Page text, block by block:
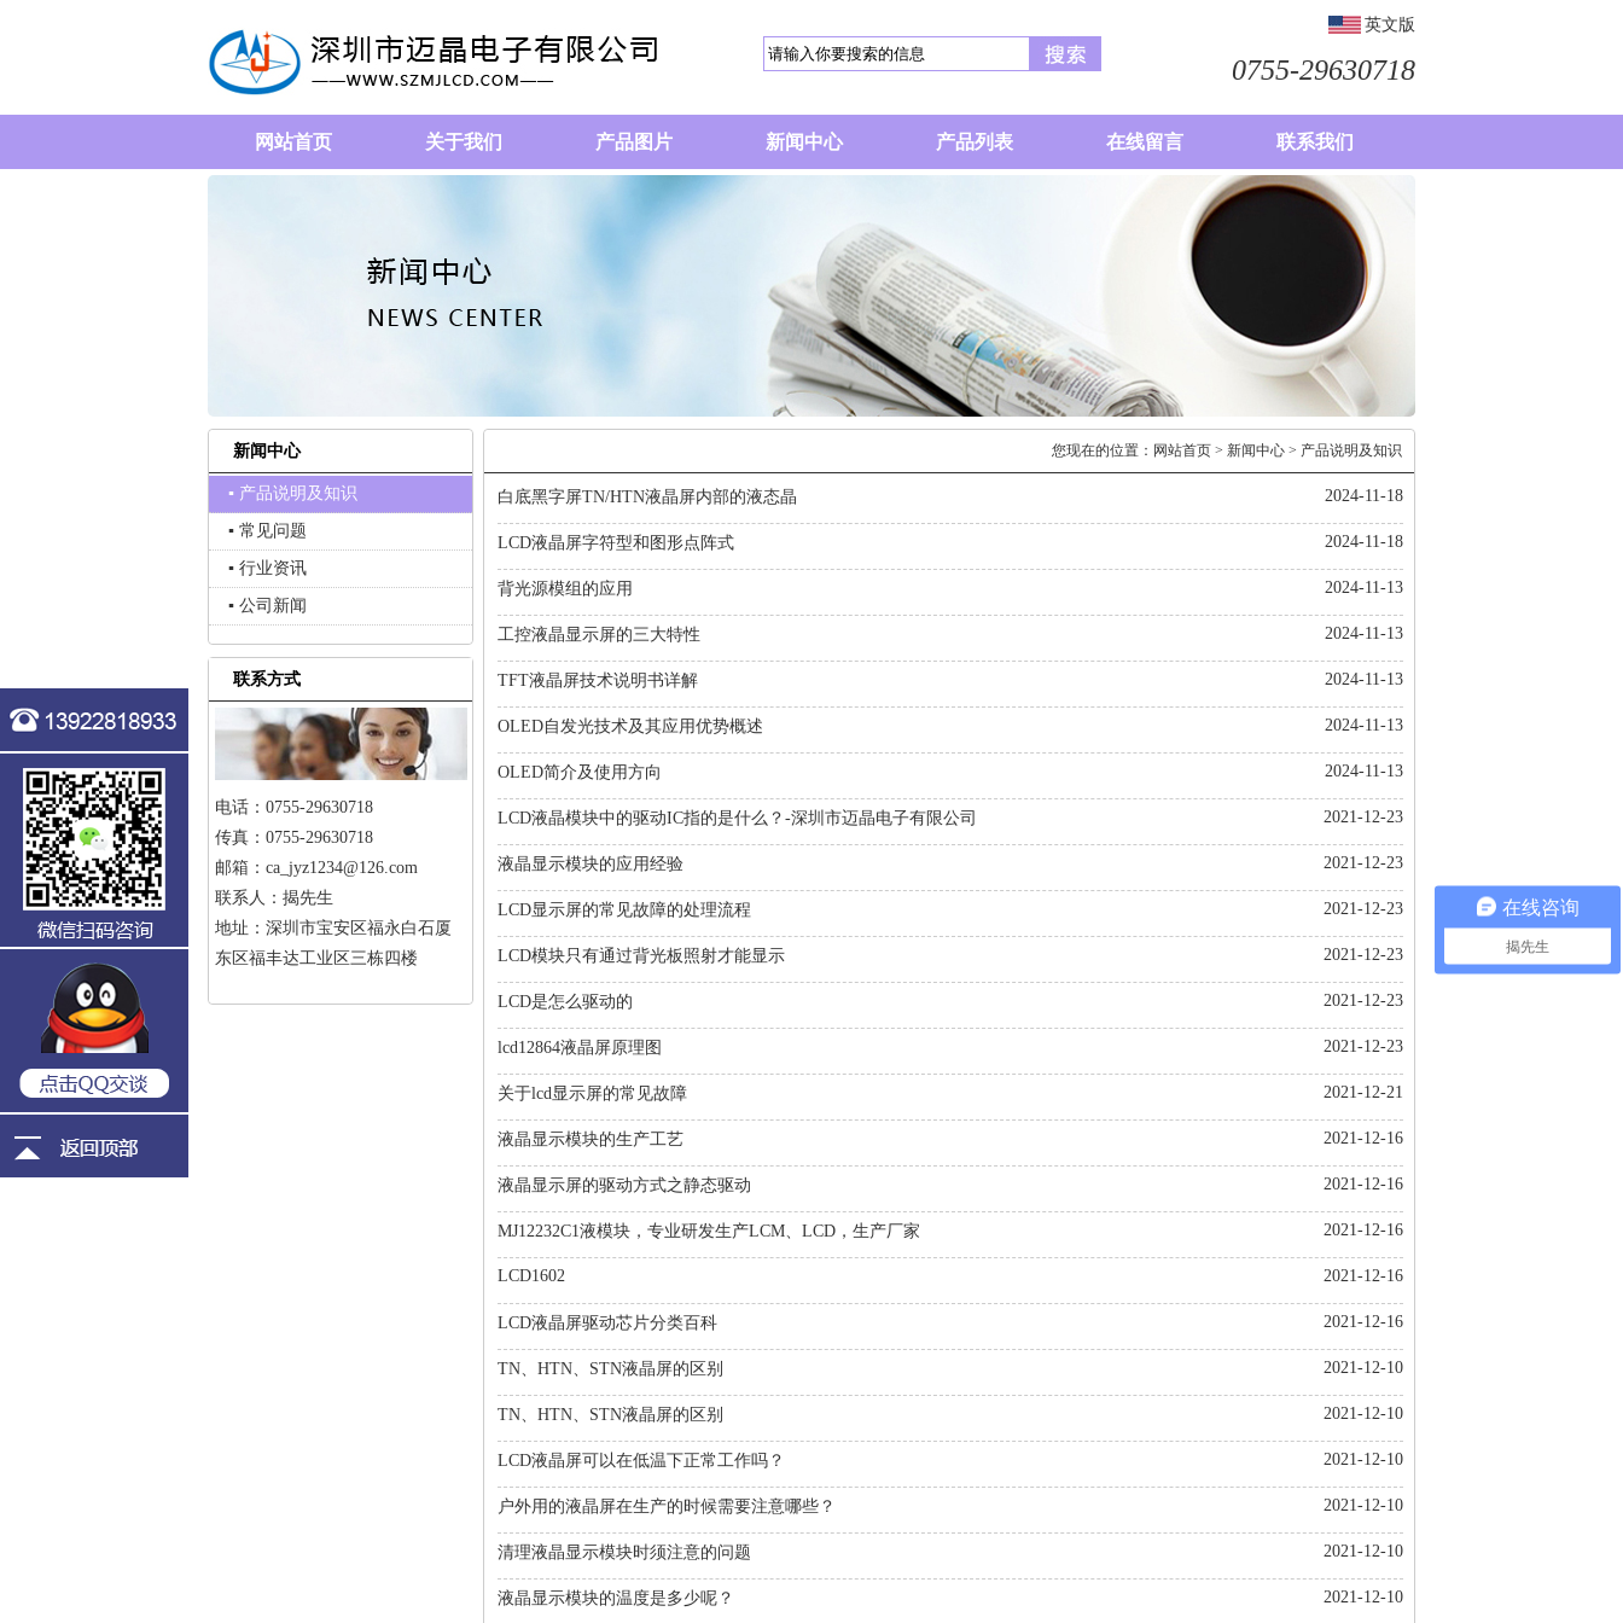
英文版
0755-29630718
网站首页 关于我们 产品图片 新闻中心 产品列表 在线留言 联系我们
您现在的位置： 网站首页 > 新闻中心 > 产品说明及知识
白底黑字屏TN/HTN液晶屏内部的液态晶 2024-11-18
LCD液晶屏字符型和图形点阵式 2024-11-18
背光源模组的应用 2024-11-13
工控液晶显示屏的三大特性 2024-11-13
TFT液晶屏技术说明书详解 2024-11-13
OLED自发光技术及其应用优势概述 2024-11-13
OLED简介及使用方向 2024-11-13
LCD液晶模块中的驱动IC指的是什么？-深圳市迈晶电子有限公司 2021-12-23
液晶显示模块的应用经验 2021-12-23
LCD显示屏的常见故障的处理流程 2021-12-23
LCD模块只有通过背光板照射才能显示 2021-12-23
LCD是怎么驱动的 2021-12-23
lcd12864液晶屏原理图 2021-12-23
关于lcd显示屏的常见故障 2021-12-21
液晶显示模块的生产工艺 2021-12-16
液晶显示屏的驱动方式之静态驱动 2021-12-16
MJ12232C1液模块，专业研发生产LCM、LCD，生产厂家 2021-12-16
LCD1602 2021-12-16
LCD液晶屏驱动芯片分类百科 2021-12-16
TN、HTN、STN液晶屏的区别 2021-12-10
TN、HTN、STN液晶屏的区别 2021-12-10
LCD液晶屏可以在低温下正常工作吗？ 2021-12-10
户外用的液晶屏在生产的时候需要注意哪些？ 2021-12-10
清理液晶显示模块时须注意的问题 2021-12-10
液晶显示模块的温度是多少呢？ 2021-12-10
新闻中心
▪ 产品说明及知识
▪ 常见问题
▪ 行业资讯
▪ 公司新闻
联系方式
电话：0755-29630718
传真：0755-29630718
邮箱：ca_jyz1234@126.com
联系人：揭先生
地址：深圳市宝安区福永白石厦
东区福丰达工业区三栋四楼
在线咨询
揭先生